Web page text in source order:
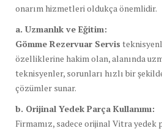
onarım hizmetleri oldukça önemlidir.
a. Uzmanlık ve Eğitim:
Gömme Rezervuar Servis
özelliklerine hakim olan, alanında
teknisyenler, sorunları hızlı bir
çözümler sunar.
b. Orijinal Yedek Parça Kullanımı:
Firmamız, sadece orijinal Vitra yedek